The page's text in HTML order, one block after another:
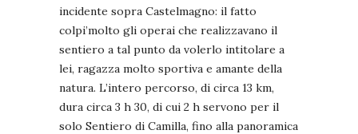
incidente sopra Castelmagno: il fatto
colpi’molto gli operai che realizzavano il
sentiero a tal punto da volerlo intitolare a
lei, ragazza molto sportiva e amante della
natura. L’intero percorso, di circa 13 km,
dura circa 3 h 30, di cui 2 h servono per il
solo Sentiero di Camilla, fino alla panoramica